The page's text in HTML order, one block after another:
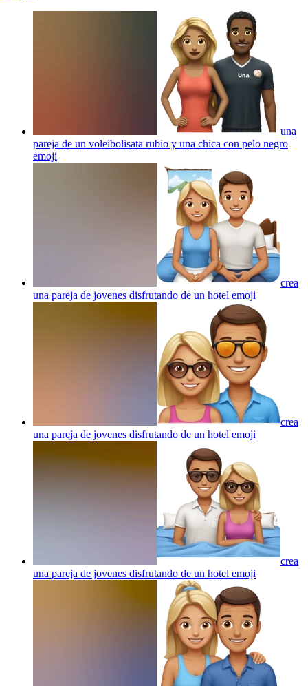
una
pareja de un voleibolisata rubio y una chica con pelo negro
emoji
crea
una pareja de jovenes disfrutando de un hotel emoji
crea
una pareja de jovenes disfrutando de un hotel emoji
crea
una pareja de jovenes disfrutando de un hotel emoji